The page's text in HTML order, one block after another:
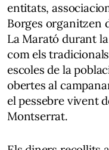
entitats,
Borges organitzen
La Marató durant
com els
escoles de la
obertes al
el pessebre vivent
Montserrat.